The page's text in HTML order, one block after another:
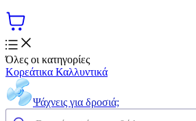
Όλες οι κατηγορίες
Κορεάτικα Καλλυντικά
Ψάχνεις για δροσιά;